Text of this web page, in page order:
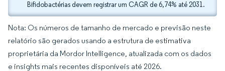
Bifidobactérias devem registrar um CAGR de 6,74% até 2031.
Nota: Os números de tamanho de mercado e previsão neste
relatório são gerados usando a estrutura de estimativa
proprietária da Mordor Intelligence, atualizada com os dados
e insights mais recentes disponíveis até 2026.